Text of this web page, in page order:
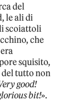
del
le ali di
scoiattoli
che
squisito,
del tutto non
good!
bit!».